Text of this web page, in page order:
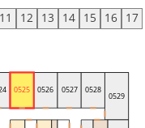
11 12 13 14 15 16
17